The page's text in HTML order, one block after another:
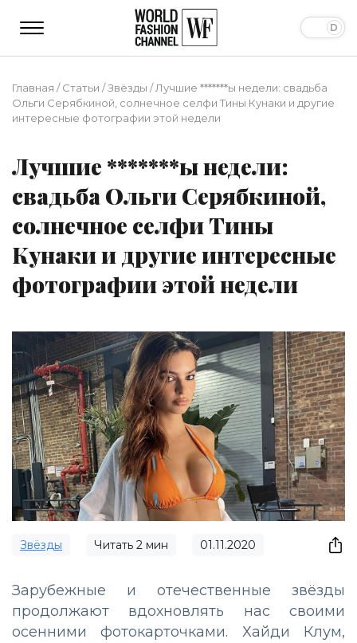
Главная /Статьи /Звёзды /Лучшие *******ы недели: свадьба
Ольги Серябкиной, солнечное селфи Тины Кунаки и другие
интересные фотографии этой недели
Лучшие *******ы недели:
свадьба Ольги Серябкиной,
солнечное селфи Тины
Кунаки и другие интересные
фотографии этой недели
Звёзды Читать 2 мин 01.11.2020
Зарубежные и отечественные звёзды
продолжают вдохновлять нас своими
осенними фотокарточками. Хайди Клум,